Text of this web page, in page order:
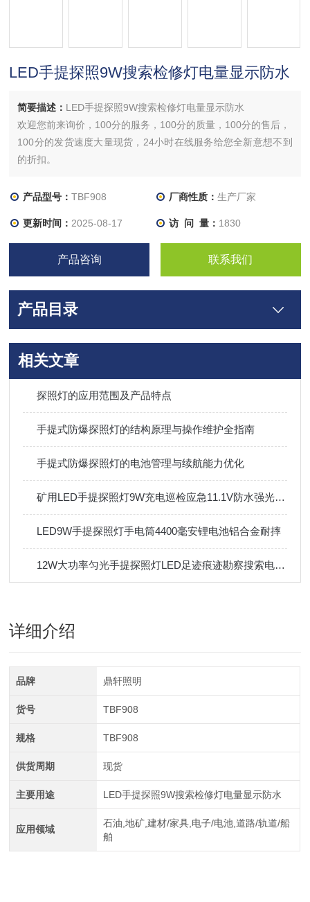
LED手提探照9W搜索检修灯电量显示防水
简要描述： LED手提探照9W搜索检修灯电量显示防水
欢迎您前来询价，100分的服务，100分的质量，100分的售后，
100分的发货速度大量现货，24小时在线服务给您全新意想不到
的折扣。
产品型号：TBF908 厂商性质： 生产厂家
更新时间： 2025-08-17 访 问 量： 1830
产品咨询 联系我们
产品目录
相关文章
探照灯的应用范围及产品特点
手提式防爆探照灯的结构原理与操作维护全指南
手提式防爆探照灯的电池管理与续航能力优化
矿用LED手提探照灯9W充电巡检应急11.1V防水强光手电筒
LED9W手提探照灯手电筒4400毫安锂电池铝合金耐摔
12W大功率匀光手提探照灯LED足迹痕迹勘察搜索电量显示IP65
详细介绍
品牌 鼎轩照明
货号 TBF908
规格 TBF908
供货周期 现货
主要用途 LED手提探照9W搜索检修灯电量显示防水
应用领域
石油,地矿,建材/家具,电子/电池,道路/轨道/船
舶